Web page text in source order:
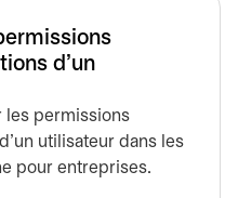
d’un
les permissions
utilisateur dans les
pour entreprises.